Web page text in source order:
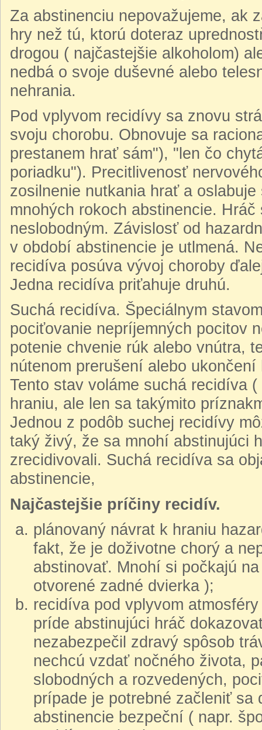
Za abstinenciu nepovažujeme, ak
hry než tú, ktorú doteraz
drogou ( najčastejšie alkoholom)
nedbá o svoje duševné alebo
nehrania.
Pod vplyvom recidívy sa znovu
svoju chorobu. Obnovuje sa
prestanem hrať sám"), "len čo
poriadku"). Precitlivenosť
zosilnenie nutkania hrať a
mnohých rokoch abstinencie.
neslobodným. Závislosť od
v období abstinencie je utlmená.
recidíva posúva vývoj choroby
Jedna recidíva priťahuje druhú.
Suchá recidíva. Špeciálnym
pociťovanie nepríjemných pocitov
potenie chvenie rúk alebo vnútra,
nútenom prerušení alebo
Tento stav voláme suchá recidíva
hraniu, ale len sa takýmito
Jednou z podôb suchej recidívy
taký živý, že sa mnohí abstinujúci
zrecidivovali. Suchá recidíva sa
abstinencie,
Najčastejšie príčiny recidív.
plánovaný návrat k hraniu
fakt, že je doživotne chorý a
abstinovať. Mnohí si počkajú
otvorené zadné dvierka );
recidíva pod vplyvom
príde abstinujúci hráč
nezabezpečil zdravý spôsob
nechcú vzdať nočného života,
slobodných a rozvedených,
prípade je potrebné začleniť
abstinencie bezpeční ( napr.